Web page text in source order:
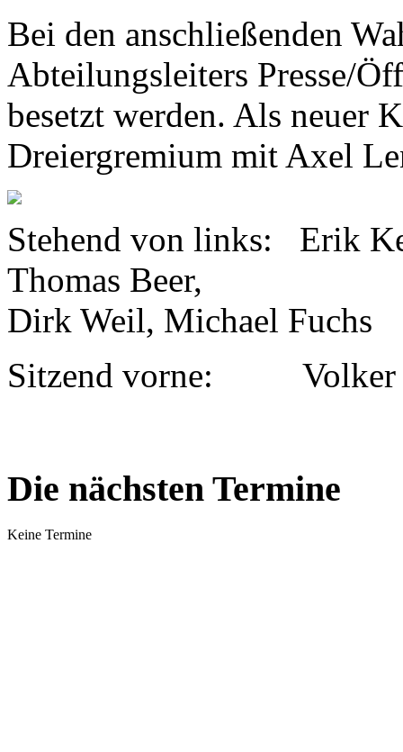
Bei den anschließenden
Abteilungsleiters Presse/
besetzt werden. Als neuer
Dreiergremium mit Axel
Stehend von links: Erik
Thomas Beer,
Dirk Weil, Michael Fuchs
Sitzend vorne: Volker
Die nächsten Termine
Keine Termine